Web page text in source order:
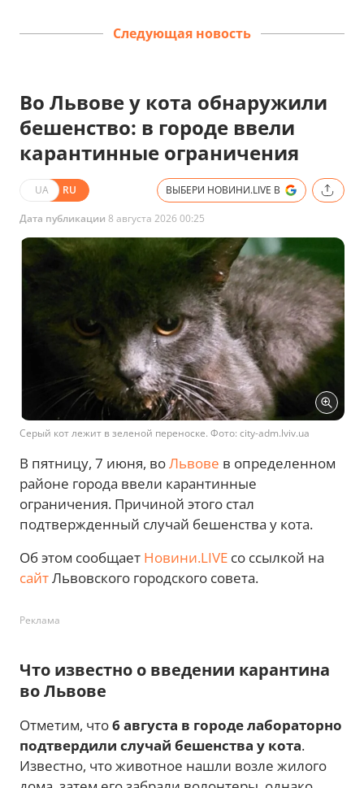
Следующая новость
Во Львове у кота обнаружили
бешенство: в городе ввели
карантинные ограничения
UA RU ВЫБЕРИ НОВИНИ.LIVE В
Дата публикации 8 августа 2026 00:25
Серый кот лежит в зеленой переноске. Фото: city-adm.lviv.ua
В пятницу, 7 июня, воЛьвове в определенном
районе города ввели карантинные
ограничения. Причиной этого стал
подтвержденный случай бешенства у кота.
Об этом сообщает Новини.LIVE со ссылкой на
сайтЛьвовского городского совета.
Реклама
Что известно о введении карантина
во Львове
Отметим, что6 августа в городе лабораторно
подтвердили случай бешенства у кота.
Известно, что животное нашли возле жилого